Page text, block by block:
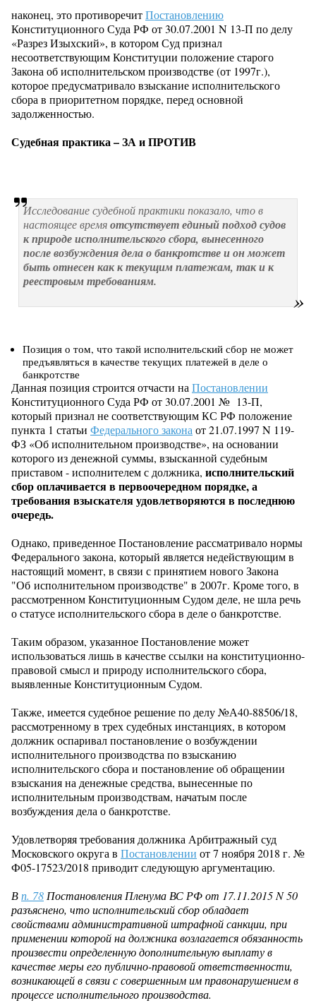
наконец, это противоречитПостановлению
Конституционного Суда РФ от 30.07.2001 N 13-П по делу
«Разрез Изыхский», в котором Суд признал
несоответствующим Конституции положение старого
Закона об исполнительском производстве (от 1997г.),
которое предусматривало взыскание исполнительского
сбора в приоритетном порядке, перед основной
задолженностью.
Судебная практика – ЗА и ПРОТИВ
Исследование судебной практики показало, что в
настоящее времяотсутствует единый подход судов
к природе исполнительского сбора, вынесенного
после возбуждения дела о банкротствеи он может
быть отнесен как к текущим платежам, так и к
реестровым требованиям.
Позиция о том, что такой исполнительский сбор не может
предъявляться в качестве текущих платежей в деле о
банкротстве
Данная позиция строится отчасти наПостановлении
Конституционного Суда РФ от 30.07.2001 № 13-П,
который признал не соответствующим КС РФ положение
пункта 1 статьи Федерального законаот 21.07.1997 N 119-
ФЗ «Об исполнительном производстве», на основании
которого из денежной суммы, взысканной судебным
приставом - исполнителем с должника, исполнительский
сбор оплачивается в первоочередном порядке, а
требования взыскателя удовлетворяются в последнюю
очередь.
Однако, приведенное Постановление рассматривало нормы
Федерального закона, который является недействующим в
настоящий момент, в связи с принятием нового Закона
"Об исполнительном производстве" в 2007г. Кроме того, в
рассмотренном Конституционным Судом деле, не шла речь
о статусе исполнительского сбора в деле о банкротстве.
Таким образом, указанное Постановление может
использоваться лишь в качестве ссылки на конституционно-
правовой смысл и природу исполнительского сбора,
выявленные Конституционным Судом.
Также, имеется судебное решение по делу №А40-88506/18,
рассмотренному в трех судебных инстанциях, в котором
должник оспаривал постановление о возбуждении
исполнительного производства по взысканию
исполнительского сбора и постановление об обращении
взыскания на денежные средства, вынесенные по
исполнительным производствам, начатым после
возбуждения дела о банкротстве.
Удовлетворяя требования должника Арбитражный суд
Московского округа в Постановлении от 7 ноября 2018 г. №
Ф05-17523/2018 приводит следующую аргументацию.
Вп. 78Постановления Пленума ВС РФ от 17.11.2015 N 50
разъяснено, что исполнительский сбор обладает
свойствами административной штрафной санкции, при
применении которой на должника возлагается обязанность
произвести определенную дополнительную выплату в
качестве меры его публично-правовой ответственности,
возникающей в связи с совершенным им правонарушением в
процессе исполнительного производства.